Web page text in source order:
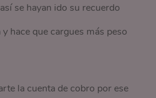
se hayan ido su recuerdo
hace que cargues más peso
la cuenta de cobro por ese